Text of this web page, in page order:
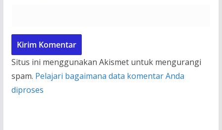
Situs ini menggunakan Akismet untuk mengurangi
spam. Pelajari bagaimana data komentar Anda
diproses